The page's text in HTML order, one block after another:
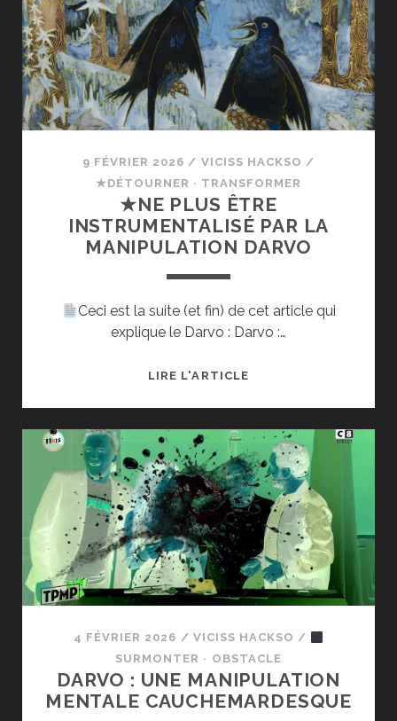
9 FÉVRIER 2026 / VICISS HACKSO /
★DÉTOURNER · TRANSFORMER
★NE PLUS ÊTRE
INSTRUMENTALISÉ PAR LA
MANIPULATION DARVO
Ceci est la suite (et fin) de cet article qui
explique le Darvo : Darvo :…
LIRE L'ARTICLE★NE
INSTRUMENTALISÉ
PAR
LA
MANIPULATION
DARVO
4 FÉVRIER 2026 / VICISS HACKSO /
SURMONTER · OBSTACLE
DARVO : UNE MANIPULATION
MENTALE CAUCHEMARDESQUE